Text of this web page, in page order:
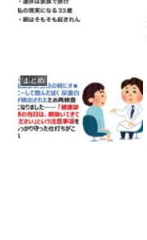
まとめ